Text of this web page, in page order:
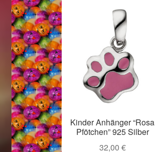
Kinder Anhänger “Rosa
Pfötchen” 925 Silber
32,00 €